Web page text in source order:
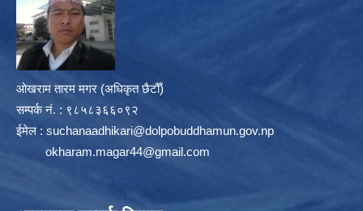
ओखराम तारम मगर (अधिकृत छैटौँ)
सम्पर्क न‌ं. : ९८५८३६६०९२
ईमेल : suchanaadhikari@dolpobuddhamun.gov.np
okharam.magar44@gmail.com